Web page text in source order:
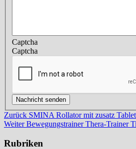
Captcha
Captcha
Beitragsnavigation
Vorheriger
Beitrag
Zurück SMINA Rollator mit zusatz
Nächster
Weiter Bewegungstrainer Thera-Trainer
Rubriken